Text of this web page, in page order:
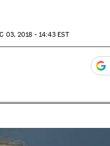
03, 2018 - 14:43 EST